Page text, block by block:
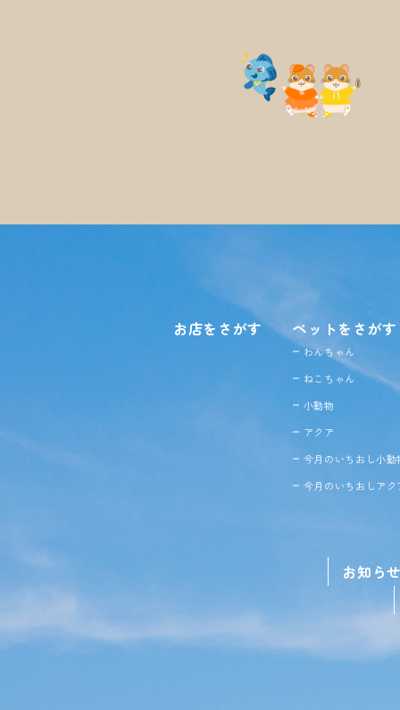
お店をさがす ペットをさがす
わんちゃん
ねこちゃん
小動物
アクア
今月のいちおし小動
今月のいちおしアク
お知ら